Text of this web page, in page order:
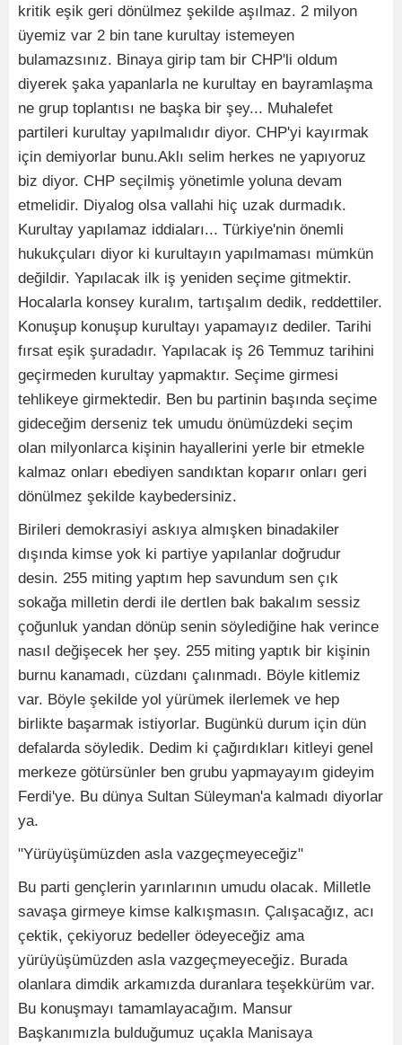
kritik eşik geri dönülmez şekilde aşılmaz. 2 milyon
üyemiz var 2 bin tane kurultay istemeyen
bulamazsınız. Binaya girip tam bir CHP'li oldum
diyerek şaka yapanlarla ne kurultay en bayramlaşma
ne grup toplantısı ne başka bir şey... Muhalefet
partileri kurultay yapılmalıdır diyor. CHP'yi kayırmak
için demiyorlar bunu.Aklı selim herkes ne yapıyoruz
biz diyor. CHP seçilmiş yönetimle yoluna devam
etmelidir. Diyalog olsa vallahi hiç uzak durmadık.
Kurultay yapılamaz iddiaları... Türkiye'nin önemli
hukukçuları diyor ki kurultayın yapılmaması mümkün
değildir. Yapılacak ilk iş yeniden seçime gitmektir.
Hocalarla konsey kuralım, tartışalım dedik, reddettiler.
Konuşup konuşup kurultayı yapamayız dediler. Tarihi
fırsat eşik şuradadır. Yapılacak iş 26 Temmuz tarihini
geçirmeden kurultay yapmaktır. Seçime girmesi
tehlikeye girmektedir. Ben bu partinin başında seçime
gideceğim derseniz tek umudu önümüzdeki seçim
olan milyonlarca kişinin hayallerini yerle bir etmekle
kalmaz onları ebediyen sandıktan koparır onları geri
dönülmez şekilde kaybedersiniz.
Birileri demokrasiyi askıya almışken binadakiler
dışında kimse yok ki partiye yapılanlar doğrudur
desin. 255 miting yaptım hep savundum sen çık
sokağa milletin derdi ile dertlen bak bakalım sessiz
çoğunluk yandan dönüp senin söylediğine hak verince
nasıl değişecek her şey. 255 miting yaptık bir kişinin
burnu kanamadı, cüzdanı çalınmadı. Böyle kitlemiz
var. Böyle şekilde yol yürümek ilerlemek ve hep
birlikte başarmak istiyorlar. Bugünkü durum için dün
defalarda söyledik. Dedim ki çağırdıkları kitleyi genel
merkeze götürsünler ben grubu yapmayayım gideyim
Ferdi'ye. Bu dünya Sultan Süleyman'a kalmadı diyorlar
ya.
"Yürüyüşümüzden asla vazgeçmeyeceğiz"
Bu parti gençlerin yarınlarının umudu olacak. Milletle
savaşa girmeye kimse kalkışmasın. Çalışacağız, acı
çektik, çekiyoruz bedeller ödeyeceğiz ama
yürüyüşümüzden asla vazgeçmeyeceğiz. Burada
olanlara dimdik arkamızda duranlara teşekkürüm var.
Bu konuşmayı tamamlayacağım. Mansur
Başkanımızla bulduğumuz uçakla Manisaya